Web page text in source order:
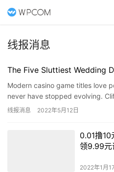
线报消息
The Five Sluttiest Wedding
Modern casino game titles love
never have stopped evolving.
pro playing golf guitar player
线报消息 2022年5月12日
0.01撸10
领9.99元
2022年1月